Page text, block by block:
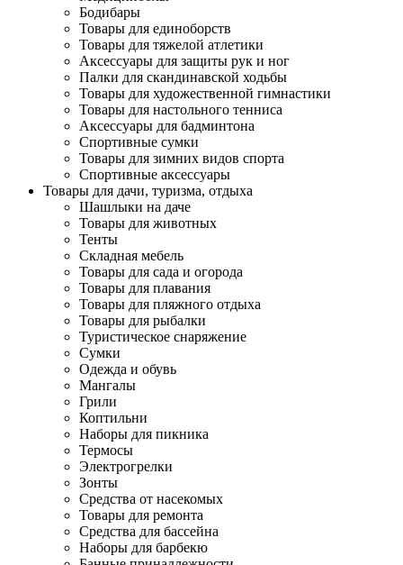
Бодибары
Товары для единоборств
Товары для тяжелой атлетики
Аксессуары для защиты рук и ног
Палки для скандинавской ходьбы
Товары для художественной гимнастики
Товары для настольного тенниса
Аксессуары для бадминтона
Спортивные сумки
Товары для зимних видов спорта
Спортивные аксессуары
Товары для дачи, туризма, отдыха
Шашлыки на даче
Товары для животных
Тенты
Складная мебель
Товары для сада и огорода
Товары для плавания
Товары для пляжного отдыха
Товары для рыбалки
Туристическое снаряжение
Сумки
Одежда и обувь
Мангалы
Грили
Коптильни
Наборы для пикника
Термосы
Электрогрелки
Зонты
Средства от насекомых
Товары для ремонта
Средства для бассейна
Наборы для барбекю